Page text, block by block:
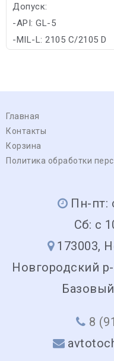
Допуск:
-API: GL-5
-MIL-L: 2105 C/2105 D
Главная
Контакты
Корзина
Политика обработки
Пн-пт:
Сб: с
173003,
Новгородский
8